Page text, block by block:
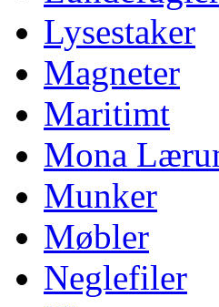
Lysestaker
Magneter
Maritimt
Mona
Munker
Møbler
Neglefiler